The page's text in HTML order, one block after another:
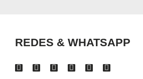
REDES & WHATSAPP